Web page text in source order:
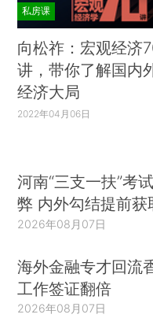
私房课
向松祚：宏观经济
讲，带你了解国内
经济大局
2022年04月06日
河南“三支一扶”考
弊 内外勾结提前获
2026年08月07日
海外金融专才回流
工作签证翻倍
2026年08月07日